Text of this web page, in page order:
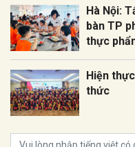
Hà Nội:
bàn TP
thực
Hiện
thức